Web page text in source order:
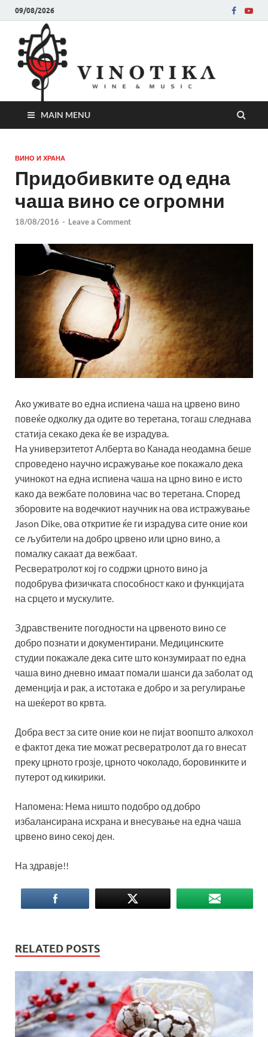
09/08/2026
MAIN MENU
ВИНО И ХРАНА
Придобивките од една
чаша вино се огромни
18/08/2016 - Leave a Comment
Ако уживате во една испиена чаша на црвено вино
повеќе одколку да одите во теретана, тогаш следнава
статија секако дека ќе ве израдува.
На универзитетот Алберта во Канада неодамна беше
спроведено научно исражување кое покажало дека
учинокот на една испиена чаша на црно вино е исто
како да вежбате половина час во теретана. Според
зборовите на водечкиот научник на ова истражување
Jason Dike, ова откритие ќе ги израдува сите оние кои
се љубители на добро црвено или црно вино, а
помалку сакаат да вежбаат.
Ресвератролот кој го содржи црното вино ја
подобрува физичката способност како и функцијата
на срцето и мускулите.
Здравствените погодности на црвеното вино се
добро познати и документирани. Медицинските
студии покажале дека сите што конзумираат по една
чаша вино дневно имаат помали шанси да заболат од
деменција и рак, а истотака е добро и за регулирање
на шеќерот во крвта.
Добра вест за сите оние кои не пијат воопшто алкохол
е фактот дека тие можат ресвератролот да го внесат
преку црното грозје, црното чоколадо, боровинките и
путерот од кикирики.
Напомена: Нема ништо подобро од добро
избалансирана исхрана и внесување на една чаша
црвено вино секој ден.
На здравје!!
RELATED POSTS